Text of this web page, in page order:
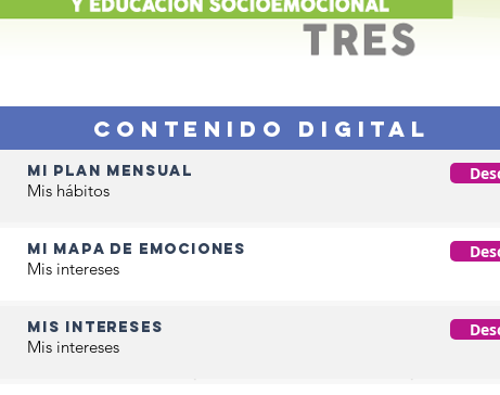
CONTENIDO DIGITAL
Mi plan mensual
Mis hábitos
Mi mapa de emociones
Mis intereses
Mis intereses
Mis intereses